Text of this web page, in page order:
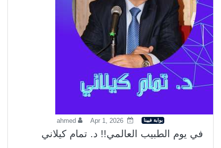
بوابة فيينا Apr 1, 2026
ahmed
في يوم الطبيب العالمي!! د. تمام كيلاني